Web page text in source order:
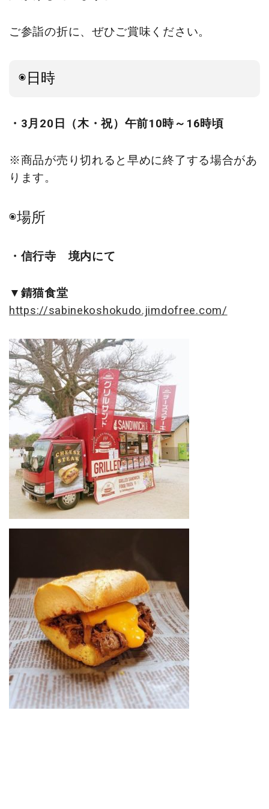
ご参詣の折に、ぜひご賞味ください。
◉日時
・3月20日（木・祝）午前10時～16時頃
※商品が売り切れると早めに終了する場合があ
ります。
◉場所
・信行寺 境内にて
▼錆猫食堂
https://sabinekoshokudo.jimdofree.com/